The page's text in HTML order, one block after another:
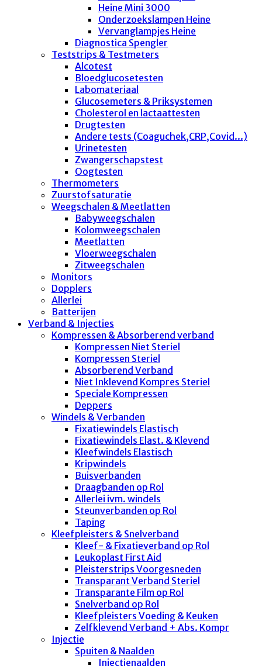
Heine Mini 3000
Onderzoekslampen Heine
Vervanglampjes Heine
Diagnostica Spengler
Teststrips & Testmeters
Alcotest
Bloedglucosetesten
Labomateriaal
Glucosemeters & Priksystemen
Cholesterol en lactaattesten
Drugtesten
Andere tests (Coaguchek,CRP,Covid...)
Urinetesten
Zwangerschapstest
Oogtesten
Thermometers
Zuurstofsaturatie
Weegschalen & Meetlatten
Babyweegschalen
Kolomweegschalen
Meetlatten
Vloerweegschalen
Zitweegschalen
Monitors
Dopplers
Allerlei
Batterijen
Verband & Injecties
Kompressen & Absorberend verband
Kompressen Niet Steriel
Kompressen Steriel
Absorberend Verband
Niet Inklevend Kompres Steriel
Speciale Kompressen
Deppers
Windels & Verbanden
Fixatiewindels Elastisch
Fixatiewindels Elast. & Klevend
Kleefwindels Elastisch
Kripwindels
Buisverbanden
Draagbanden op Rol
Allerlei ivm. windels
Steunverbanden op Rol
Taping
Kleefpleisters & Snelverband
Kleef- & Fixatieverband op Rol
Leukoplast First Aid
Pleisterstrips Voorgesneden
Transparant Verband Steriel
Transparante Film op Rol
Snelverband op Rol
Kleefpleisters Voeding & Keuken
Zelfklevend Verband + Abs. Kompr
Injectie
Spuiten & Naalden
Injectienaalden